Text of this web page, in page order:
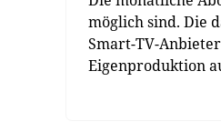
möglich sind. Die
Smart-TV-
Eigenproduktion